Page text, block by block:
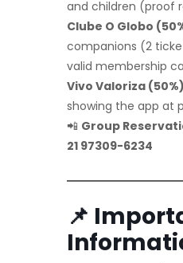
and children (proof
Clube O Globo
companions (2
valid membership
Vivo Valoriza
showing the app at
📲 Group
21 97309-6234
📌